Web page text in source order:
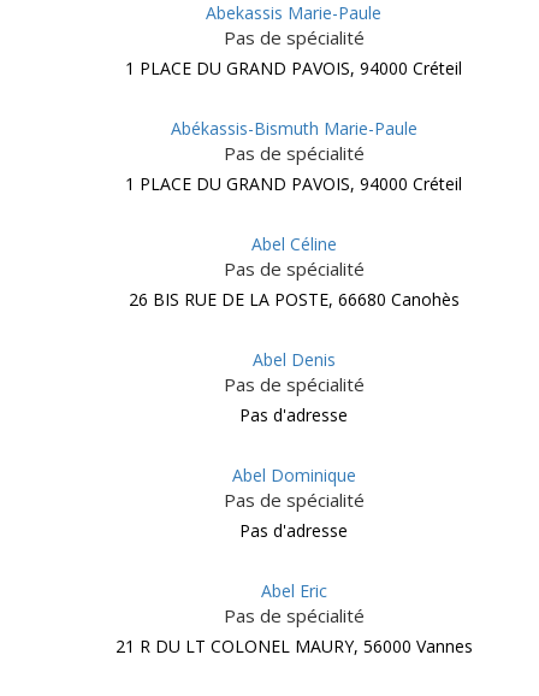
Abekassis Marie-Paule
Pas de spécialité
1 PLACE DU GRAND PAVOIS, 94000 Créteil
Abékassis-Bismuth Marie-Paule
Pas de spécialité
1 PLACE DU GRAND PAVOIS, 94000 Créteil
Abel Céline
Pas de spécialité
26 BIS RUE DE LA POSTE, 66680 Canohès
Abel Denis
Pas de spécialité
Pas d'adresse
Abel Dominique
Pas de spécialité
Pas d'adresse
Abel Eric
Pas de spécialité
21 R DU LT COLONEL MAURY, 56000 Vannes